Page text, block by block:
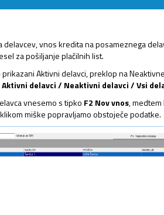
delavcev, vnos kredita na posameznega
za pošiljanje plačilnih list.
Aktivni delavci, preklop na
Aktivni delavci / Neaktivni delavci / Vsi
vnesemo s tipko F2 Nov vnos,
miške popravljamo obstoječe podatke.